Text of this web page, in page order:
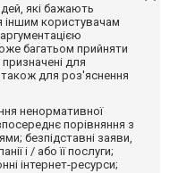
які бажають
іншим користувачам
багатьом прийняти
для
також для роз'яснення
ненормативної
порівняння з
безпідставні заяви,
і / або її послуги;
інтернет-ресурси;